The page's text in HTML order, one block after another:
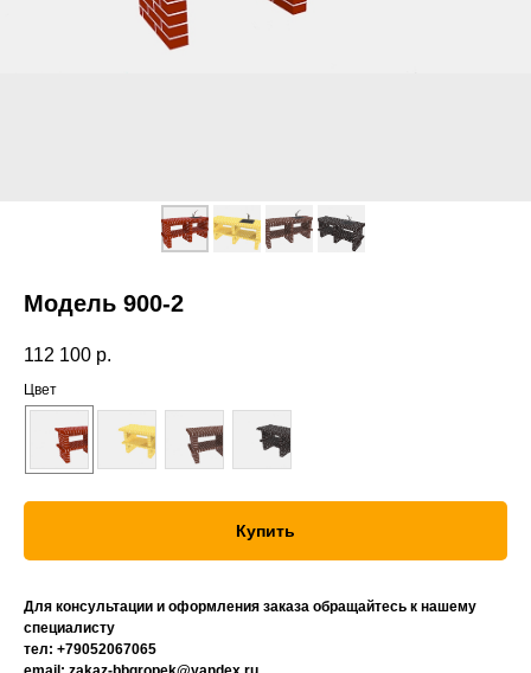
Модель 900-2
112 100 р.
Цвет
Купить
Для консультации и оформления заказа обращайтесь к нашему
специалисту
тел: +79052067065